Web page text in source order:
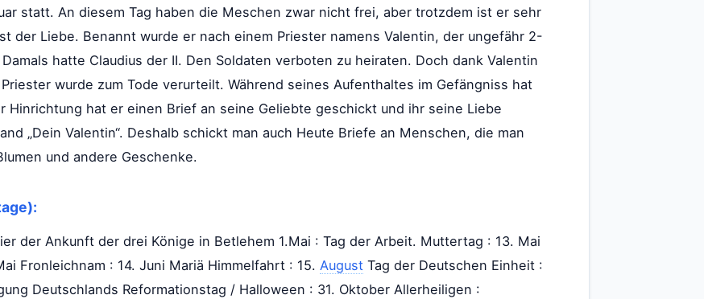
statt. An diesem Tag haben die Meschen zwar nicht frei, aber trotzdem ist er sehr
der Liebe. Benannt wurde er nach einem Priester namens Valentin, der ungefähr 2-
hatte Claudius der II. Den Soldaten verboten zu heiraten. Doch dank Valentin
wurde zum Tode verurteilt. Während seines Aufenthaltes im Gefängniss hat
Hinrichtung hat er einen Brief an seine Geliebte geschickt und ihr seine Liebe
„Dein Valentin“. Deshalb schickt man auch Heute Briefe an Menschen, die man
und andere Geschenke.
der Ankunft der drei Könige in Betlehem 1.Mai : Tag der Arbeit. Muttertag : 13. Mai
Fronleichnam : 14. Juni Mariä Himmelfahrt : 15. August Tag der Deutschen Einheit :
Deutschlands Reformationstag / Halloween : 31. Oktober Allerheiligen :